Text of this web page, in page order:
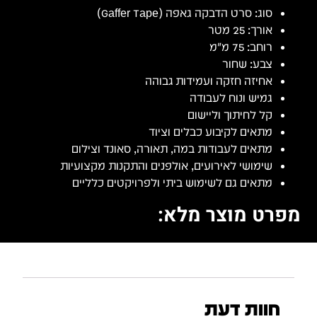
סוג: סרט הדבקה גאפה (Gaffer Tape)
אורך: 25 מטר
רוחב: 75 מ"מ
צבע: שחור
אחיזה חזקה ועמידות גבוהה
גמיש ונוח לעבודה
קל לחיתוך וליישום
מתאים לקיבוע כבלים וציוד
מתאים לעבודות במה, תאורה, סאונד וצילום
שימושי לאירועים, אולפנים והתקנות מקצועיות
מתאים גם לשימוש ביתי ולפרויקטים כלליים
מפרט מוצר מלא:
חוות דעת